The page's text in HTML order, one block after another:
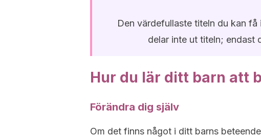
Den värdefullaste titeln du kan
delar inte ut titeln; endast
Hur du lär ditt barn att
Förändra dig själv
Om det finns något i ditt barns